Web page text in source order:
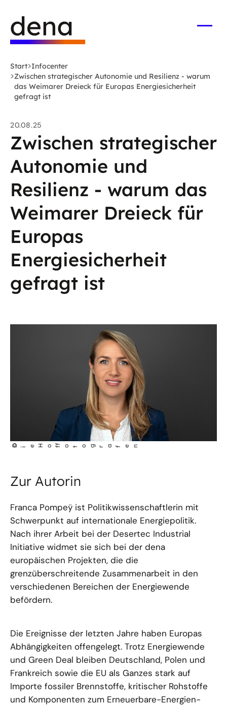
Hauptinhalt
springen
Deutsche
Energie-
Agentur
-
zur
Startseite
Start Infocenter
Zwischen strategischer Autonomie und Resilienz - warum
das Weimarer Dreieck für Europas Energiesicherheit
gefragt ist
20.08.25
Zwischen strategischer
Autonomie und
Resilienz - warum das
Weimarer Dreieck für
Europas
Energiesicherheit
gefragt ist
©
D i
e Ho f
fotog r
a fen
Zur Autorin
Franca Pompeÿ ist Politikwissenschaftlerin mit
Schwerpunkt auf internationale Energiepolitik.
Nach ihrer Arbeit bei der Desertec Industrial
Initiative widmet sie sich bei der dena
europäischen Projekten, die die
grenzüberschreitende Zusammenarbeit in den
verschiedenen Bereichen der Energiewende
befördern.
Die Ereignisse der letzten Jahre haben Europas
Abhängigkeiten offengelegt. Trotz Energiewende
und Green Deal bleiben Deutschland, Polen und
Frankreich sowie die EU als Ganzes stark auf
Importe fossiler Brennstoffe, kritischer Rohstoffe
und Komponenten zum Erneuerbare-Energien-